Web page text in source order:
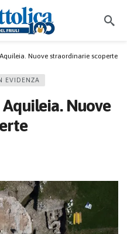
Nuove straordinarie scoperte
EVIDENZA
Nuove